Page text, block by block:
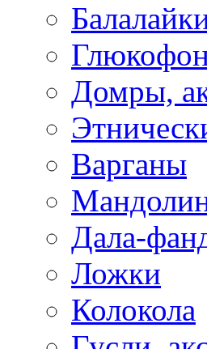
Домры,
Варганы
Дала-
Ложки
Колокола